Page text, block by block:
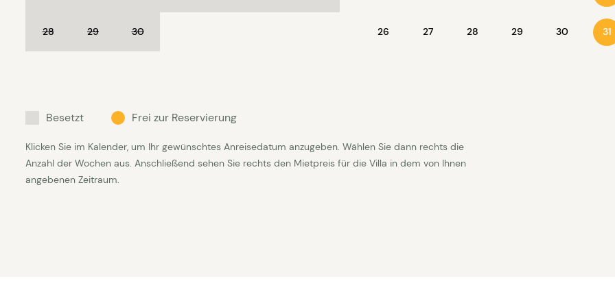
28 29 30 26 27 28 29 30 31
Besetzt Frei zur Reservierung
Klicken Sie im Kalender, um Ihr gewünschtes Anreisedatum anzugeben. Wählen Sie dann rechts die
Anzahl der Wochen aus. Anschließend sehen Sie rechts den Mietpreis für die Villa in dem von Ihnen
angebenen Zeitraum.